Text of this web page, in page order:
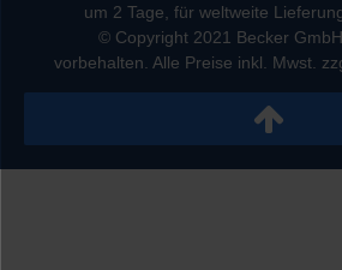
um 2 Tage, für weltweite
© Copyright 2021 Becker
vorbehalten. Alle Preise inkl. Mwst.